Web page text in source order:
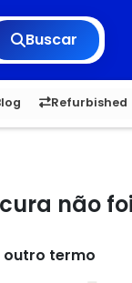
Buscar
Refurbished
5.23 1,900
não
outro termo